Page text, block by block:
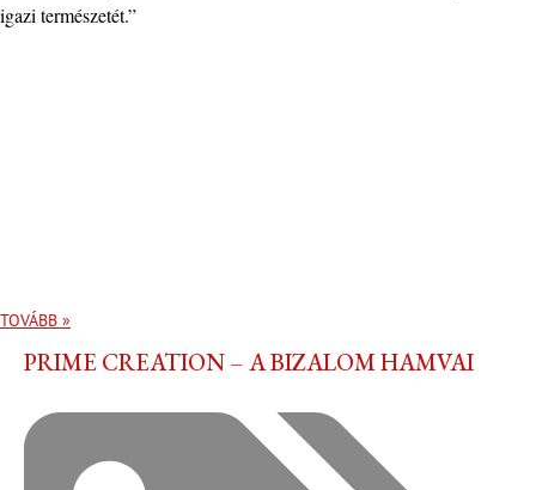
igazi természetét.”
TOVÁBB »
PRIME CREATION – A BIZALOM HAMVAI